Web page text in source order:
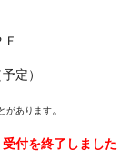
定）
があります。
受付を終了しました